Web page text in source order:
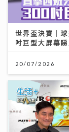
世界盃決賽｜
吋巨型大屏幕
20/07/2026